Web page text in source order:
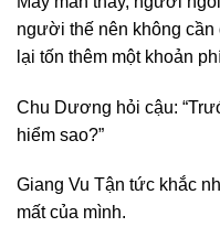
người thế nên không cần
lại tốn thêm một khoản
Chu Dương hỏi cậu:
hiểm sao?”
Giang Vu Tận tức khắc
mất của mình.